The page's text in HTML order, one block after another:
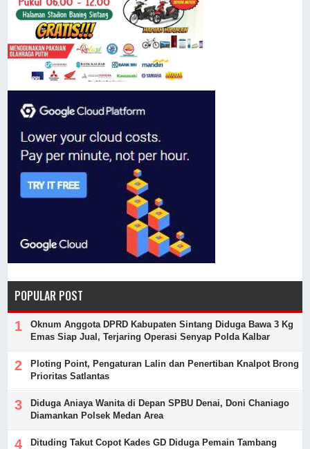
POPULAR POST
Oknum Anggota DPRD Kabupaten Sintang Diduga Bawa 3 Kg
Emas Siap Jual, Terjaring Operasi Senyap Polda Kalbar
Ploting Point, Pengaturan Lalin dan Penertiban Knalpot Brong
Prioritas Satlantas
Diduga Aniaya Wanita di Depan SPBU Denai, Doni Chaniago
Diamankan Polsek Medan Area
Dituding Takut Copot Kades GD Diduga Pemain Tambang